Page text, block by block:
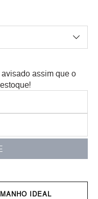
assim que o
IDEAL